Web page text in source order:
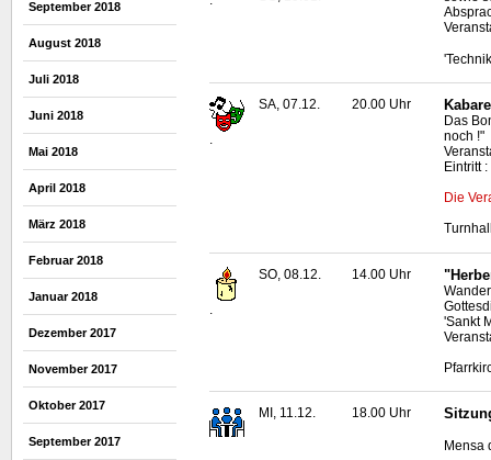
September 2018
August 2018
Juli 2018
Juni 2018
Mai 2018
April 2018
März 2018
Februar 2018
Januar 2018
Dezember 2017
November 2017
Oktober 2017
September 2017
.
SA, 07.12. 20.00 Uhr
Das
noch !"
Eintritt
Die
SO, 08.12. 14.00 Uhr
'Sankt
MI, 11.12. 18.00 Uhr
Mensa